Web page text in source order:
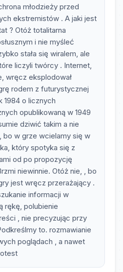
młodzieży przed
ekstremistów . A jaki jest
? Otóż totalitarna
i nie myśleć
stała się wiralem, ale
liczyli twórcy . Internet,
wręcz eksplodował
rodem z futurystycznej
1984 o licznych
opublikowaną w 1949
dziwić takim a nie
bo w grze wcielamy się w
który spotyka się z
od po propozycję
niewinnie. Otóż nie, , bo
jest wręcz przerażający .
informacji w
rękę, polubienie
, nie precyzując przy
to. rozmawianie
poglądach , a nawet